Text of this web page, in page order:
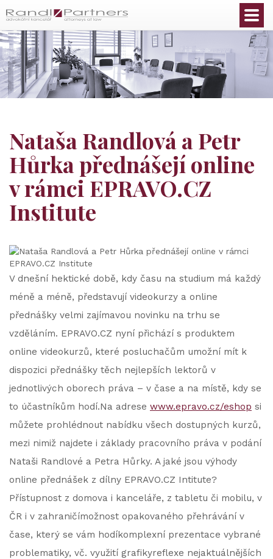
Nataša Randlová a Petr
Hůrka přednášejí online
v rámci EPRAVO.CZ
Institute
V dnešní hektické době, kdy času na studium má každý
méně a méně, představují videokurzy a online
přednášky velmi zajímavou novinku na trhu se
vzděláním. EPRAVO.CZ nyní přichází s produktem
online videokurzů, které posluchačům umožní mít k
dispozici přednášky těch nejlepších lektorů v
jednotlivých oborech práva – v čase a na místě, kdy se
to účastníkům hodí.Na adrese www.epravo.cz/eshop si
můžete prohlédnout nabídku všech dostupných kurzů,
mezi nimiž najdete i základy pracovního práva v podání
Nataši Randlové a Petra Hůrky. A jaké jsou výhody
online přednášek z dílny EPRAVO.CZ Intitute?
Přístupnost z domova i kanceláře, z tabletu či mobilu, v
ČR i v zahraničímožnost opakovaného přehrávání v
čase, který se vám hodíkomplexní prezentace vybrané
problematiky, vč. využití grafikyreflexe nejaktuálnějších
Čeština